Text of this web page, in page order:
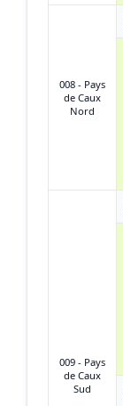
008 - Pays
de Caux
Nord
009 - Pays
de Caux
Sud